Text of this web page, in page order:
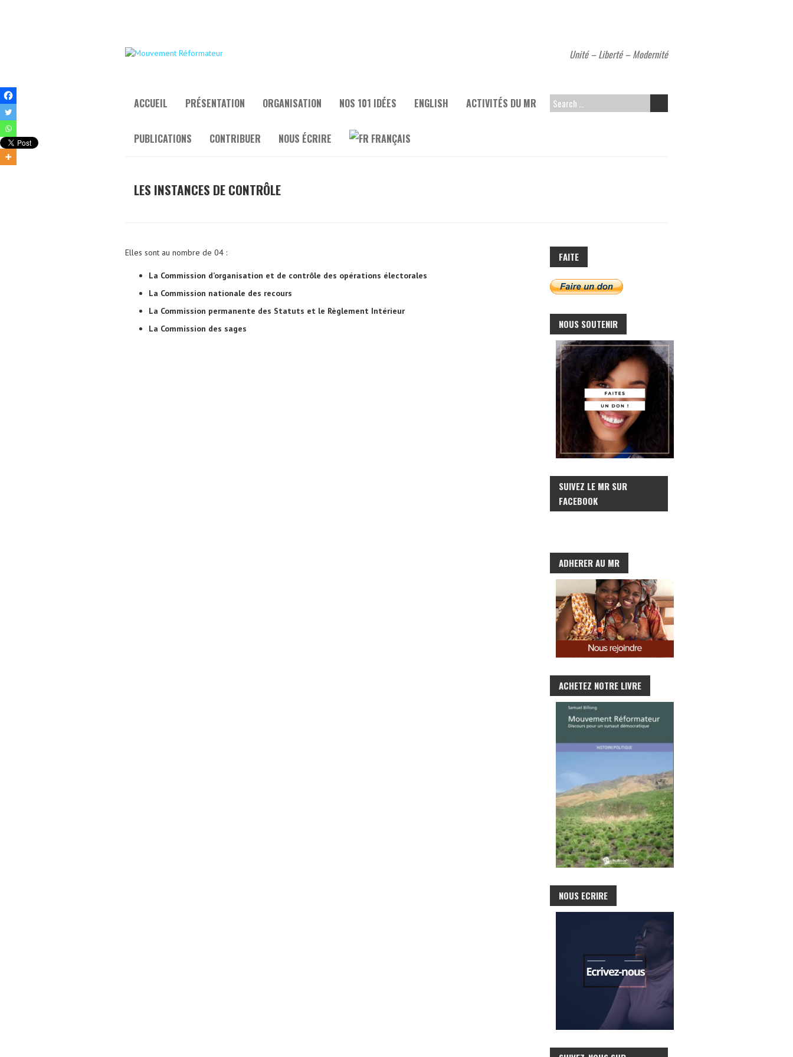
Unité – Liberté – Modernité
ACCUEIL PRÉSENTATION ORGANISATION NOS 101 IDÉES ENGLISH ACTIVITÉS DU MR
PUBLICATIONS CONTRIBUER NOUS ÉCRIRE FRANÇAIS
SEARCH
LES INSTANCES DE CONTRÔLE
Elles sont au nombre de 04 :
La Commission d’organisation et de contrôle des opérations électorales
La Commission nationale des recours
La Commission permanente des Statuts et le Règlement Intérieur
La Commission des sages
FAITE
NOUS SOUTENIR
SUIVEZ LE MR SUR
FACEBOOK
ADHERER AU MR
ACHETEZ NOTRE LIVRE
NOUS ECRIRE